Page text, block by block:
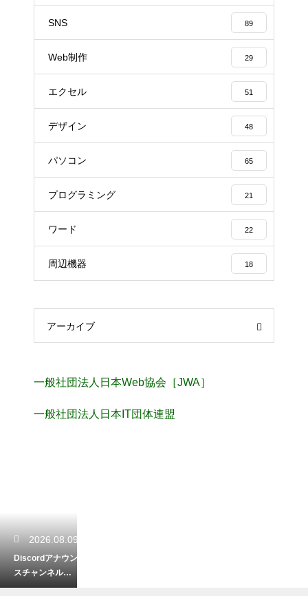
SNS 89
Web制作 29
エクセル 51
デザイン 48
パソコン 65
プログラミング 21
ワード 22
周辺機器 18
アーカイブ
一般社団法人日本Web協会［JWA］
一般社団法人日本IT団体連盟
2026.08.09
Discordアナウン
スチャンネルの
設定方法！サー